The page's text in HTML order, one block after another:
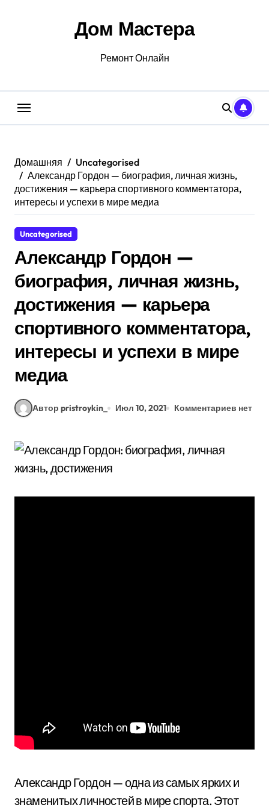
Дом Мастера
Ремонт Онлайн
Домашняя
Uncategorised
Александр Гордон — биография, личная жизнь,
достижения — карьера спортивного комментатора,
интересы и успехи в мире медиа
Uncategorised
Александр Гордон —
биография, личная жизнь,
достижения — карьера
спортивного комментатора,
интересы и успехи в мире
медиа
Автор pristroykin_ Июл 10, 2021 Комментариев нет
Александр Гордон — одна из самых ярких и
знаменитых личностей в мире спорта. Этот